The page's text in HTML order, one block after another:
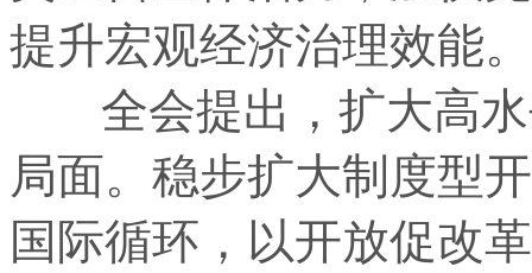
提升宏观经济治理效能。
全会提出，扩大高水
局面。稳步扩大制度型
国际循环，以开放促改